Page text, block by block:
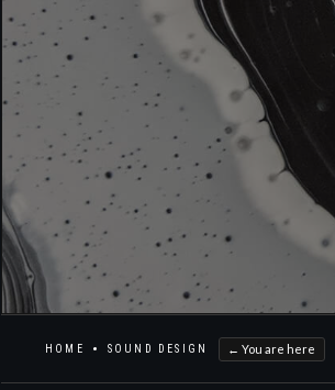
HOME SOUND DESIGN ← You are here